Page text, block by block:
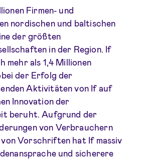
Firmen- und
nordischen und baltischen
der größten
in der Region. If
mehr als 1,4 Millionen
der Erfolg der
Aktivitäten von If auf
Innovation der
beruht. Aufgrund der
von Verbrauchern
von Vorschriften hat If massiv
und sicherere